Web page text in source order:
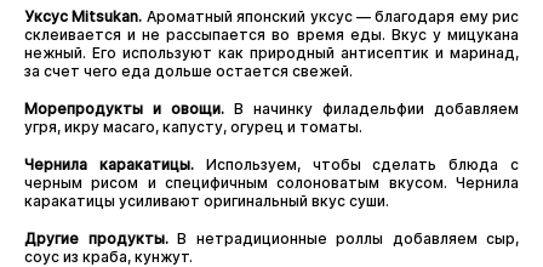
Уксус Mitsukan. Ароматный японский уксус — благодаря ему рис
склеивается и не рассыпается во время еды. Вкус у мицукана
нежный. Его используют как природный антисептик и маринад,
за счет чего еда дольше остается свежей.
Морепродукты и овощи. В начинку филадельфии добавляем
угря, икру масаго, капусту, огурец и томаты.
Чернила каракатицы.Используем, чтобы сделать блюда с
черным рисом и специфичным солоноватым вкусом. Чернила
каракатицы усиливают оригинальный вкус суши.
Другие продукты.В нетрадиционные роллы добавляем сыр,
соус из краба, кунжут.